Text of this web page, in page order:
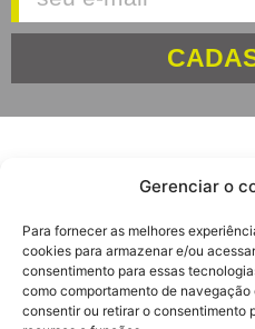
Gerenciar o
Para fornecer as melhores
cookies para armazenar e/ou
consentimento para essas
como comportamento de
consentir ou retirar o consentimento
CEP: